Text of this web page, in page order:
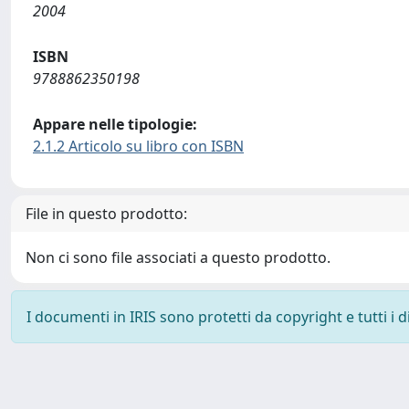
2004
ISBN
9788862350198
Appare nelle tipologie:
2.1.2 Articolo su libro con ISBN
File in questo prodotto:
Non ci sono file associati a questo prodotto.
I documenti in IRIS sono protetti da copyright e tutti i